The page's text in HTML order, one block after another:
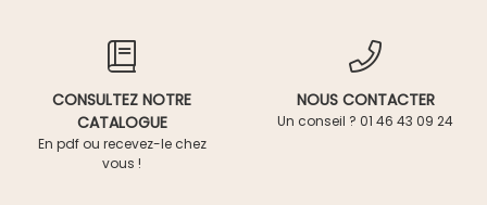
CONSULTEZ NOTRE
CATALOGUE
En pdf ou recevez-le chez
vous !
NOUS CONTACTER
Un conseil ? 01 46 43 09 24